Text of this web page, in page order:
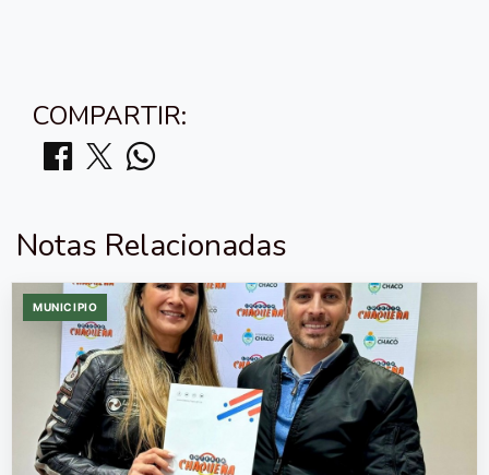
COMPARTIR:
Notas Relacionadas
MUNICIPIO